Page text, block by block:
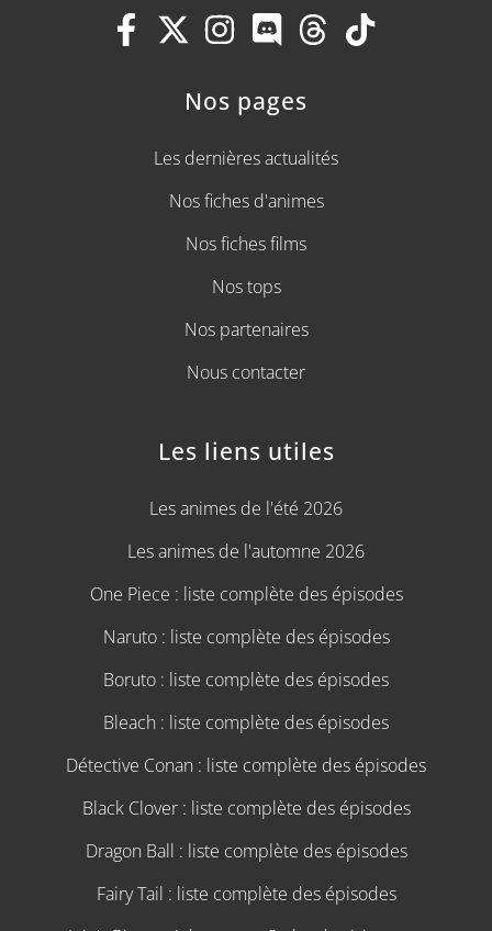
Nos pages
Les dernières actualités
Nos fiches d'animes
Nos fiches films
Nos tops
Nos partenaires
Nous contacter
Les liens utiles
Les animes de l'été 2026
Les animes de l'automne 2026
One Piece : liste complète des épisodes
Naruto : liste complète des épisodes
Boruto : liste complète des épisodes
Bleach : liste complète des épisodes
Détective Conan : liste complète des épisodes
Black Clover : liste complète des épisodes
Dragon Ball : liste complète des épisodes
Fairy Tail : liste complète des épisodes